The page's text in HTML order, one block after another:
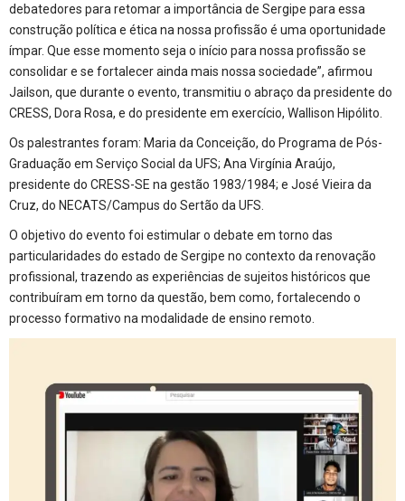
debatedores para retomar a importância de Sergipe para essa
construção política e ética na nossa profissão é uma oportunidade
ímpar. Que esse momento seja o início para nossa profissão se
consolidar e se fortalecer ainda mais nossa sociedade”, afirmou
Jailson, que durante o evento, transmitiu o abraço da presidente do
CRESS, Dora Rosa, e do presidente em exercício, Wallison Hipólito.
Os palestrantes foram: Maria da Conceição, do Programa de Pós-
Graduação em Serviço Social da UFS; Ana Virgínia Araújo,
presidente do CRESS-SE na gestão 1983/1984; e José Vieira da
Cruz, do NECATS/Campus do Sertão da UFS.
O objetivo do evento foi estimular o debate em torno das
particularidades do estado de Sergipe no contexto da renovação
profissional, trazendo as experiências de sujeitos históricos que
contribuíram em torno da questão, bem como, fortalecendo o
processo formativo na modalidade de ensino remoto.